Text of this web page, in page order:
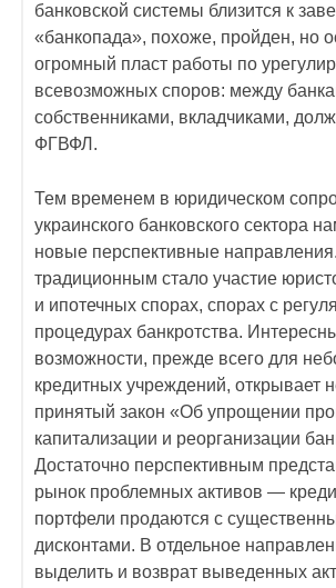
банковской системы близится к
«банкопада», похоже, пройден, но
огромный пласт работы по
всевозможных споров: между
собственниками, вкладчиками,
ФГВФЛ.
Тем временем в юридическом
украинского банковского сектора
новые перспективные
традиционным стало участие
и ипотечных спорах, спорах с
процедурах банкротства.
возможности, прежде всего для
кредитных учреждений, открывает
принятый закон «Об упрощении
капитализации и реорганизации
Достаточно перспективным
рынок проблемных активов —
портфели продаются с
дисконтами. В отдельное
выделить и возврат выведенных